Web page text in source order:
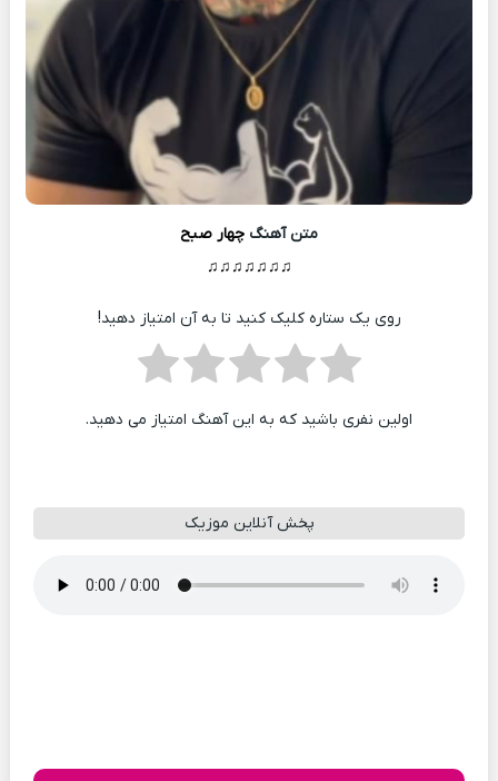
متن آهنگ چهار صبح
♫♫♫♫♫♫♫
روی یک ستاره کلیک کنید تا به آن امتیاز دهید!
اولین نفری باشید که به این آهنگ امتیاز می دهید.
پخش آنلاین موزیک